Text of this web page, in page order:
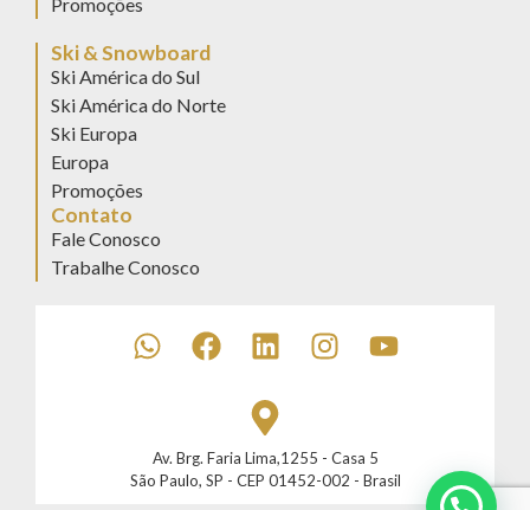
Ski & Snowboard
Ski América do Sul
Ski América do Norte
Ski Europa
Europa
Promoções
Contato
Fale Conosco
Trabalhe Conosco
Av. Brg. Faria Lima,1255 - Casa 5
São Paulo, SP - CEP 01452-002 - Brasil